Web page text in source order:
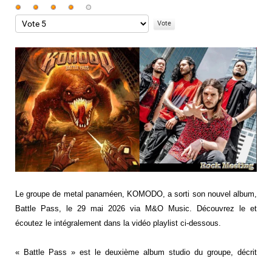
Vote
utilisateur:
Veuillez
voter
Le groupe de metal panaméen, KOMODO, a sorti son nouvel album,
Battle Pass, le 29 mai 2026 via M&O Music. Découvrez le et
écoutez le intégralement dans la vidéo playlist ci-dessous.
« Battle Pass » est le deuxième album studio du groupe, décrit